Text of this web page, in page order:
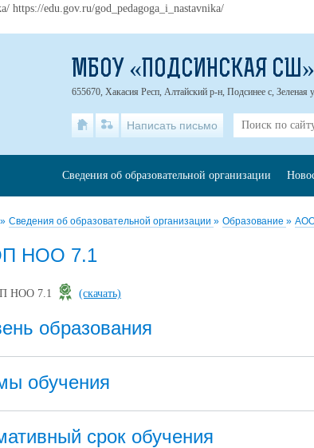
https://edu.gov.ru/god_pedagoga_i_nastavnika/
» Сведения об образовательной организации » Образование »
НОО 7.1
НОО 7.1 (скачать)
образования
обучения
срок обучения
МБОУ «ПОДСИНСКАЯ СШ»
655670, Хакасия Респ, Алтайский р-н, Подсинее с, Зеленая
Написать письмо
Сведения об образовательной организации